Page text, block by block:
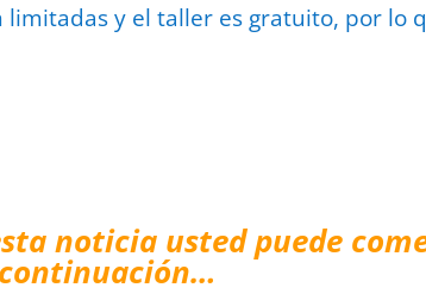
y el taller es gratuito, por lo
noticia usted puede